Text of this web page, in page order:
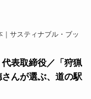
サスティナブル・ブッ
代表取締役／「狩猟
んが選ぶ、道の駅